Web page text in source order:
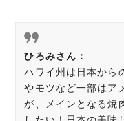
ひろみさん：
ハワイ州は日本から
やモツなど一部はア
が、メインとなる焼